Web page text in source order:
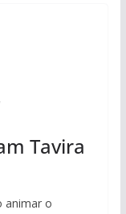
Tavira
animar o